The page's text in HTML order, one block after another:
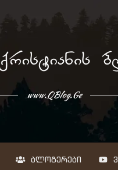
www.QBlog.Ge
ᲑᲚᲝᲒᲔᲠᲔᲑᲘ